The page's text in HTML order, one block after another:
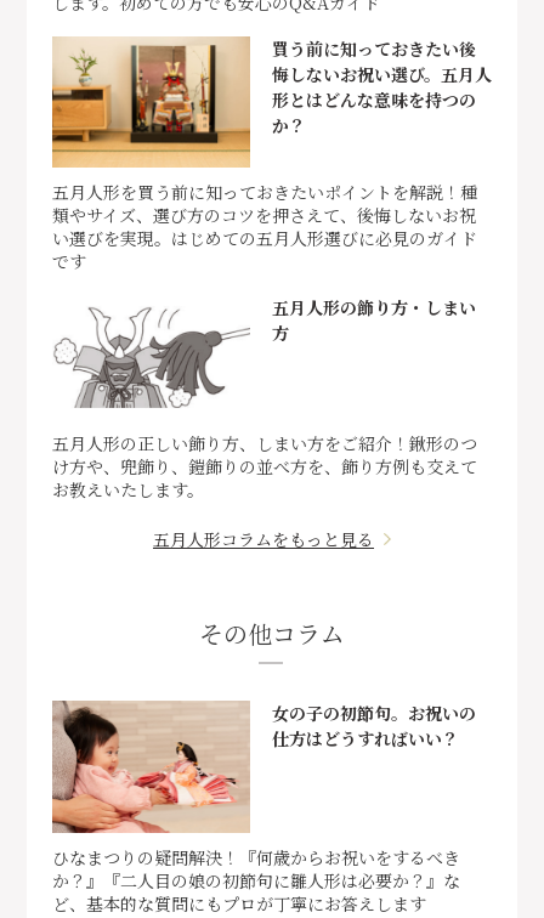
買う前に知っておきたい後
悔しないお祝い選び。五月人
形とはどんな意味を持つの
か？
五月人形を買う前に知っておきたいポイントを解説！種
類やサイズ、選び方のコツを押さえて、後悔しないお祝
い選びを実現。はじめての五月人形選びに必見のガイド
です
五月人形の飾り方・しまい
方
五月人形の正しい飾り方、しまい方をご紹介！鍬形のつ
け方や、兜飾り、鎧飾りの並べ方を、飾り方例も交えて
お教えいたします。
五月人形コラムをもっと見る
その他コラム
女の子の初節句。お祝いの
仕方はどうすればいい？
ひなまつりの疑問解決！『何歳からお祝いをするべき
か？』『二人目の娘の初節句に雛人形は必要か？』な
ど、基本的な質問にもプロが丁寧にお答えします